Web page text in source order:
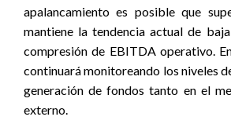
apalancamiento es posible que
mantiene la tendencia actual de
compresión de EBITDA operativo.
continuará monitoreando los niveles
generación de fondos tanto en el
externo.